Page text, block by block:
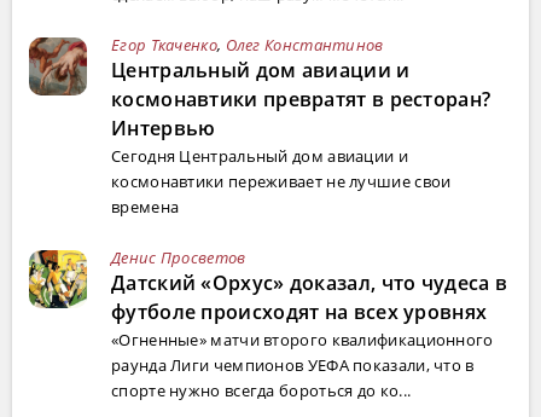
Егор Ткаченко, Олег Константинов
Центральный дом авиации и
космонавтики превратят в ресторан?
Интервью
Сегодня Центральный дом авиации и
космонавтики переживает не лучшие свои
времена
Денис Просветов
Датский «Орхус» доказал, что чудеса в
футболе происходят на всех уровнях
«Огненные» матчи второго квалификационного
раунда Лиги чемпионов УЕФА показали, что в
спорте нужно всегда бороться до ко...